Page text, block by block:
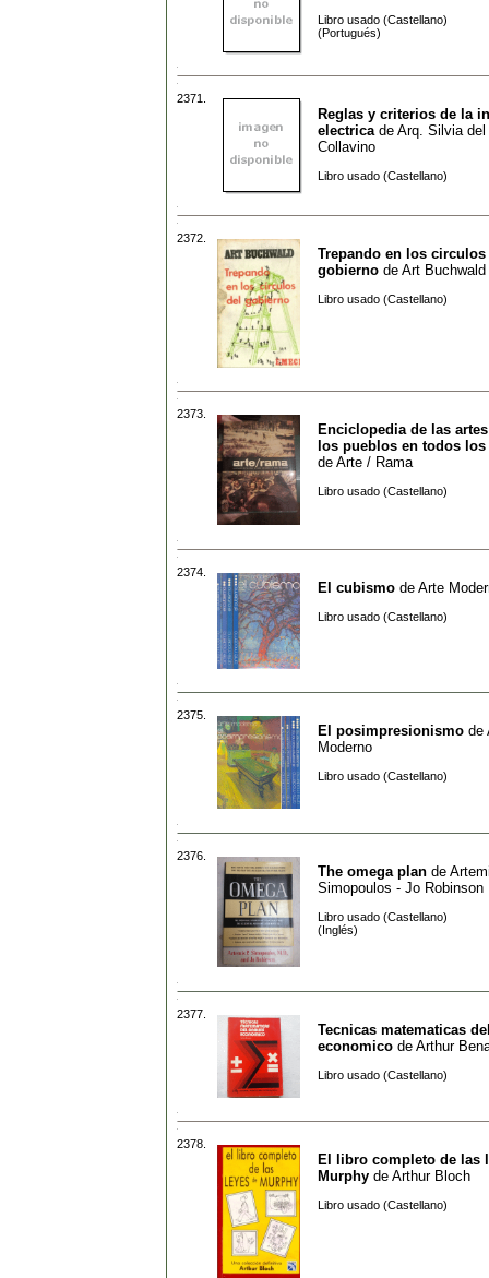
Libro usado (Castellano)
(Portugués)
2371.
Reglas y criterios de la
electrica de Arq. Silvia del
Collavino
Libro usado (Castellano)
2372.
Trepando en los circulos
gobierno de Art Buchwald
Libro usado (Castellano)
2373.
Enciclopedia de las
los pueblos en todos
de Arte / Rama
Libro usado (Castellano)
2374.
El cubismo de Arte
Libro usado (Castellano)
2375.
El posimpresionismo de
Moderno
Libro usado (Castellano)
2376.
The omega plan de
Simopoulos - Jo Robinson
Libro usado (Castellano)
(Inglés)
2377.
Tecnicas matematicas
economico de Arthur
Libro usado (Castellano)
2378.
El libro completo de las
Murphy de Arthur Bloch
Libro usado (Castellano)